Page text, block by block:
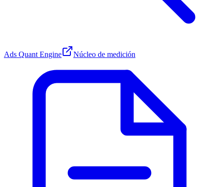
Ads Quant Engine Núcleo de medición